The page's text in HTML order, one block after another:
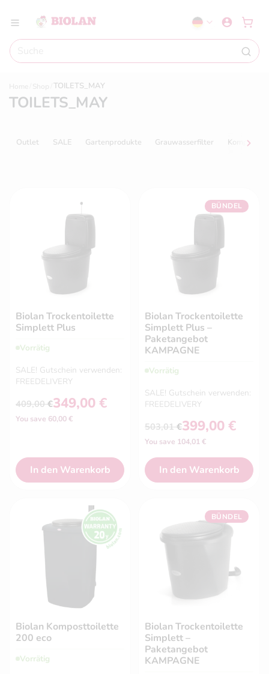
TOILETS_MAY
TOILETS_MAY
Outlet SALE Gartenprodukte Grauwasserfilter
Biolan Trockentoilette
Simplett Plus
Vorrätig
SALE! Gutschein verwenden:
FREEDELIVERY
409,00€
Ursprünglicher
Preis
349,00€
Aktueller
Preis
You save 60,00 €
In den Warenkorb
BÜNDEL
Biolan Trockentoilette
Simplett Plus –
Paketangebot
KAMPAGNE
Vorrätig
SALE! Gutschein verwenden:
FREEDELIVERY
503,01€
Ursprünglicher
Preis
war:
503,01 €
399,00€
Aktueller
Preis
ist:
399,00 €.
You save 104,01 €
In den Warenkorb
Biolan Komposttoilette
200 eco
Vorrätig
BÜNDEL
Biolan Trockentoilette
Simplett –
Paketangebot
KAMPAGNE